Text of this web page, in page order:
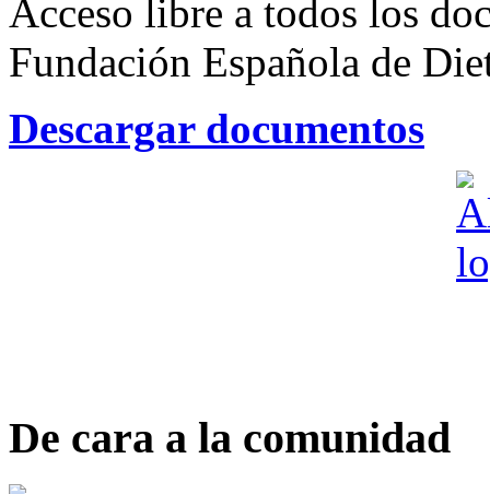
Acceso libre a todos los
Fundación Española de
Descargar documentos
De cara a la comunidad